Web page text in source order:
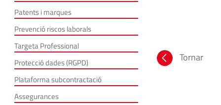
Patents i marques
Prevenció riscos laborals
Targeta Professional
Protecció dades (RGPD)
Plataforma subcontractació
Assegurances
Tornar